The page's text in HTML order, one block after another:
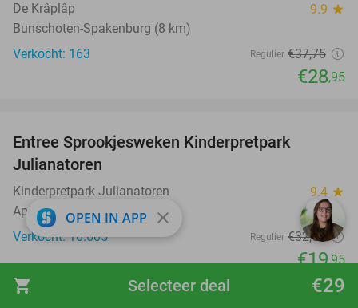
shopping_cart €29
Selecteer deal
De Krâplâp 9.9 star
Bunschoten-Spakenburg (8 km)
Verkocht: 163
Regulier €37,75
€28,95
Entree Sprookjesweken Kinderpretpark
Julianatoren
Kinderpretpark Julianatoren 9.4 star
Apeldoorn
Verkocht: 10.605
Regulier €32,50
€19,95
favorite_border
OPEN IN APP close